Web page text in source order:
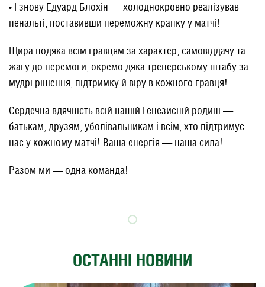
• І знову Едуард Блохін — холоднокровно реалізував
пенальті, поставивши переможну крапку у матчі!
Щира подяка всім гравцям за характер, самовіддачу та
жагу до перемоги, окремо дяка тренерському штабу за
мудрі рішення, підтримку й віру в кожного гравця!
Сердечна вдячність всій нашій Генезисній родині —
батькам, друзям, уболівальникам і всім, хто підтримує
нас у кожному матчі! Ваша енергія — наша сила!
Разом ми — одна команда!
ОСТАННІ НОВИНИ